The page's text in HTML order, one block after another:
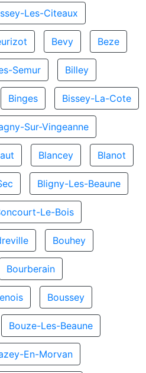
Les-Citeaux
Bevy Beze
Semur Billey
Binges Bissey-La-Cote
Sur-Vingeanne
Blancey Blanot
Bligny-Les-Beaune
Le-Bois
Bouhey
Bourberain
Boussey
Bouze-Les-Beaune
En-Morvan